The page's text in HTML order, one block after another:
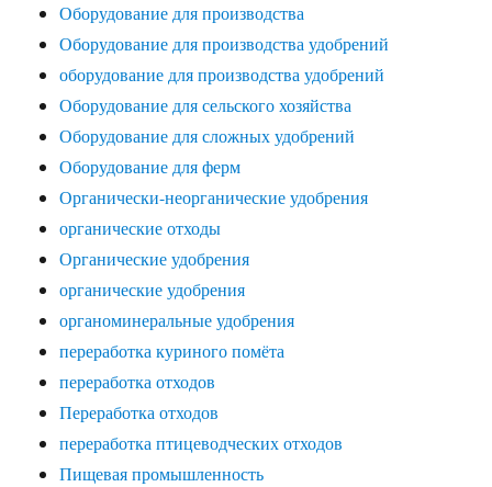
Оборудование для производства
Оборудование для производства удобрений
оборудование для производства удобрений
Оборудование для сельского хозяйства
Оборудование для сложных удобрений
Оборудование для ферм
Органически-неорганические удобрения
органические отходы
Органические удобрения
органические удобрения
органоминеральные удобрения
переработка куриного помёта
переработка отходов
Переработка отходов
переработка птицеводческих отходов
Пищевая промышленность